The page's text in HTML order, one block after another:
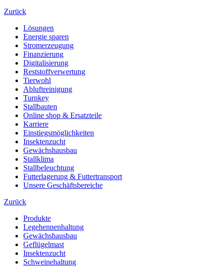
Zurück
Lösungen
Energie sparen
Stromerzeugung
Finanzierung
Digitalisierung
Reststoffverwertung
Tierwohl
Abluftreinigung
Turnkey
Stallbauten
Online shop & Ersatzteile
Karriere
Einstiegsmöglichkeiten
Insektenzucht
Gewächshausbau
Stallklima
Stallbeleuchtung
Futterlagerung & Futtertransport
Unsere Geschäftsbereiche
Zurück
Produkte
Legehennenhaltung
Gewächshausbau
Geflügelmast
Insektenzucht
Schweinehaltung